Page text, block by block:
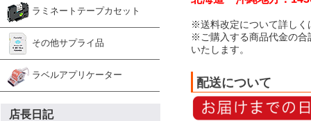
ラミネートテープカセット
その他サプライ品
ラベルアプリケーター
店長日記
※送料改定について詳しく
※ご購入する商品代金の合
いたします。
配送について